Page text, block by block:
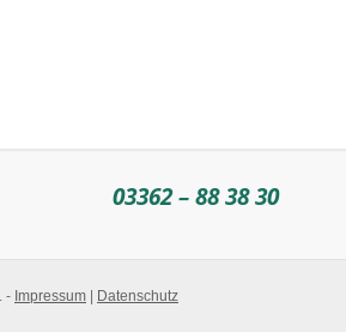
03362 – 88 38 30
- Impressum Datenschutz